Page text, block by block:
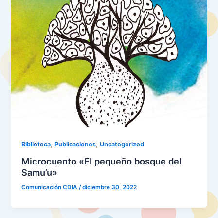
Biblioteca, Publicaciones, Uncategorized
Microcuento «El pequeño bosque del
Samu’u»
Comunicación CDIA /diciembre 30, 2022